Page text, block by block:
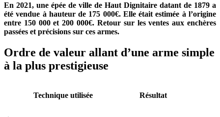
En 2021, une épée de ville de Haut Dignitaire datant de 1879 a
été vendue à hauteur de 175 000€. Elle était estimée à l’origine
entre 150 000 et 200 000€. Retour sur les ventes aux enchères
passées et précisions sur ces armes.
Ordre de valeur allant d’une arme simple
à la plus prestigieuse
Technique utilisée Résultat